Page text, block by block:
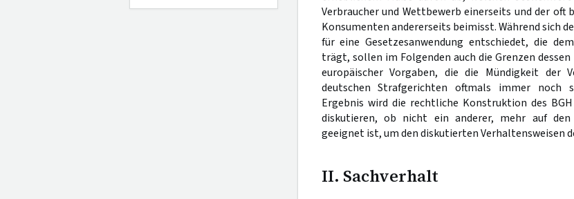
Verbraucher und Wettbewerb einerseits und der
Konsumenten andererseits beimisst. Während sich
für eine Gesetzesanwendung entschiedet, die
trägt, sollen im Folgenden auch die Grenzen
europäischer Vorgaben, die die Mündigkeit der
deutschen Strafgerichten oftmals immer noch
Ergebnis wird die rechtliche Konstruktion des
diskutieren, ob nicht ein anderer, mehr auf den
geeignet ist, um den diskutierten Verhaltensweisen
II. Sachverhalt